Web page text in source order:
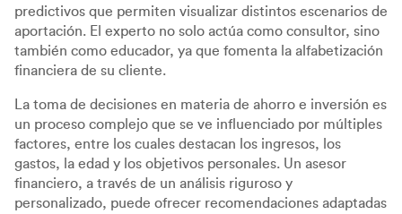
predictivos que permiten visualizar distintos escenarios de
aportación. El experto no solo actúa como consultor, sino
también como educador, ya que fomenta la alfabetización
financiera de su cliente.
La toma de decisiones en materia de ahorro e inversión es
un proceso complejo que se ve influenciado por múltiples
factores, entre los cuales destacan los ingresos, los
gastos, la edad y los objetivos personales. Un asesor
financiero, a través de un análisis riguroso y
personalizado, puede ofrecer recomendaciones adaptadas